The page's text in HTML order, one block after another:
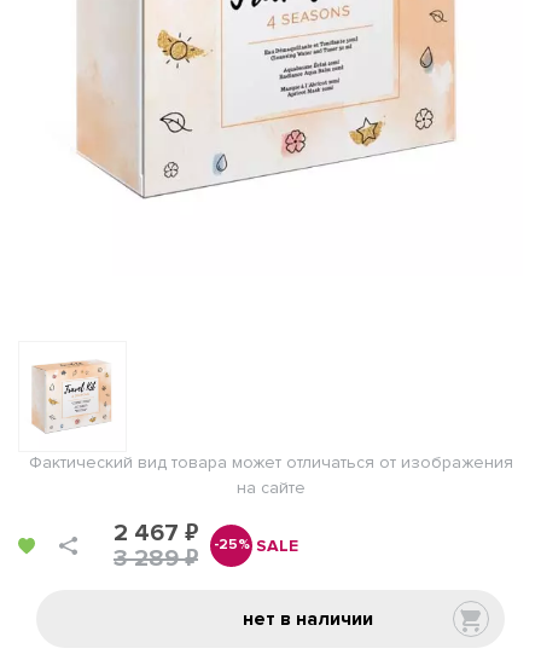
Фактический вид товара может отличаться от изображения
на сайте
2 467 ₽
3 289 ₽
-25% SALE
нет в наличии